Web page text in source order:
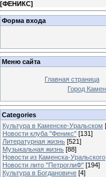
[ФЕНИКС]
Форма входа
Меню сайта
Главная страница
Город
Categories
Культура в Каменске-Уральском
Новости клуба "Феникс" [131]
Литературная жизнь [521]
Музыкальная жизнь [88]
Новости из Каменска-Уральского
Новости лито "ПетроглиФ" [194]
Культура в Богдановиче [4]